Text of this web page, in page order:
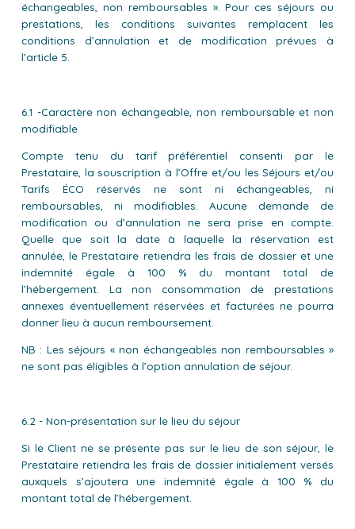
échangeables, non remboursables ». Pour ces séjours ou
prestations, les conditions suivantes remplacent les
conditions d’annulation et de modification prévues à
l’article 5.
6.1 -Caractère non échangeable, non remboursable et non
modifiable
Compte tenu du tarif préférentiel consenti par le
Prestataire, la souscription à l’Offre et/ou les Séjours et/ou
Tarifs ÉCO réservés ne sont ni échangeables, ni
remboursables, ni modifiables. Aucune demande de
modification ou d’annulation ne sera prise en compte.
Quelle que soit la date à laquelle la réservation est
annulée, le Prestataire retiendra les frais de dossier et une
indemnité égale à 100 % du montant total de
l’hébergement. La non consommation de prestations
annexes éventuellement réservées et facturées ne pourra
donner lieu à aucun remboursement.
NB : Les séjours « non échangeables non remboursables »
ne sont pas éligibles à l’option annulation de séjour.
6.2 - Non-présentation sur le lieu du séjour
Si le Client ne se présente pas sur le lieu de son séjour, le
Prestataire retiendra les frais de dossier initialement versés
auxquels s’ajoutera une indemnité égale à 100 % du
montant total de l’hébergement.